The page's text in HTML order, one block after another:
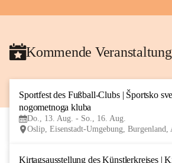
Kommende
Sportfest des Fußball-Clubs | Športsko
nogometnoga kluba
Do., 13. Aug. - So., 16. Aug.
Oslip, Eisenstadt-Umgebung, Burgenland,
Kirtagsausstellung des Künstlerkreises |